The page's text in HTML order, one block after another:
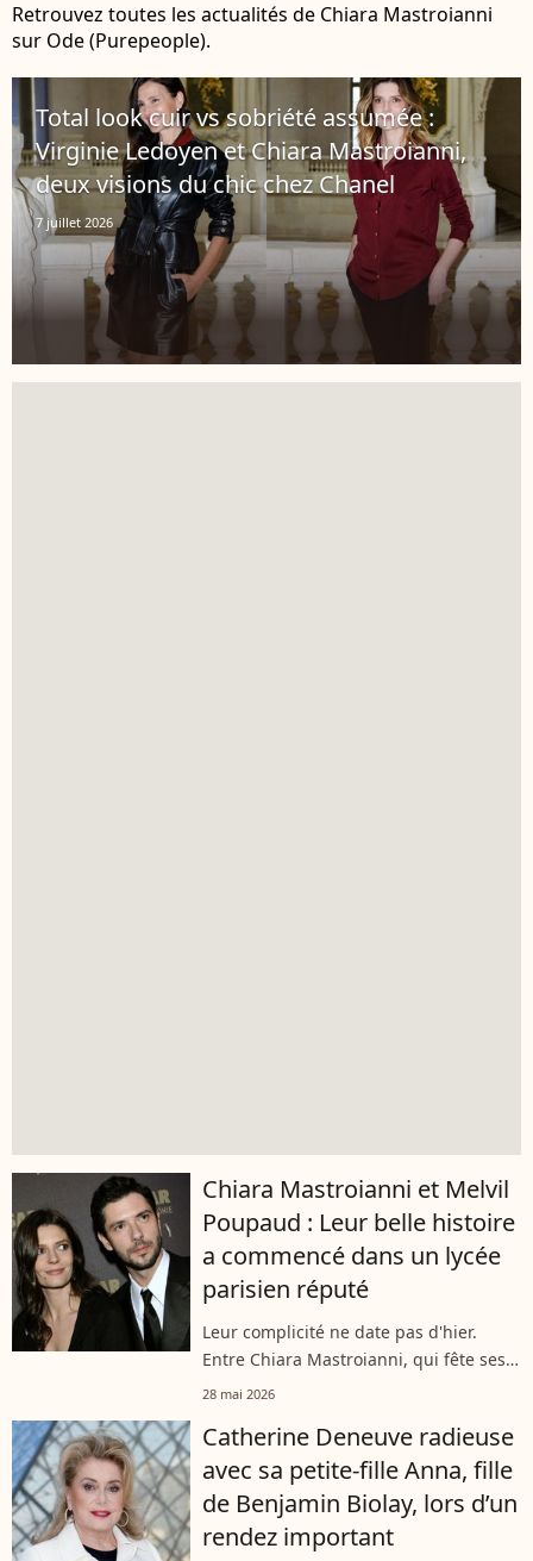
Retrouvez toutes les actualités de Chiara Mastroianni
sur Ode (Purepeople).
Total look cuir vs sobriété assumée :
Virginie Ledoyen et Chiara Mastroianni,
deux visions du chic chez Chanel
7 juillet 2026
Chiara Mastroianni et Melvil
Poupaud : Leur belle histoire
a commencé dans un lycée
parisien réputé
Leur complicité ne date pas d'hier.
Entre Chiara Mastroianni, qui fête ses
54 ans aujourd'hui, et Melvil Poupaud,
décennies et une rencontre sur...
28 mai 2026
Catherine Deneuve radieuse
avec sa petite-fille Anna, fille
de Benjamin Biolay, lors d’un
rendez important